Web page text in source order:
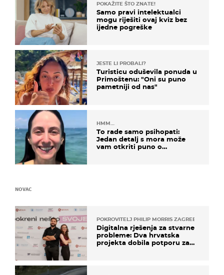
POKAŽITE ŠTO ZNATE!
Samo pravi intelektualci
mogu riješiti ovaj kviz bez
ijedne pogreške
JESTE LI PROBALI?
Turisticu oduševila ponuda u
Primoštenu: "Oni su puno
pametniji od nas"
HMM…
To rade samo psihopati:
Jedan detalj s mora može
vam otkriti puno o
NOVAC
POKROVITELJ PHILIP MORRIS ZAGREB
Digitalna rješenja za stvarne
probleme: Dva hrvatska
projekta dobila potporu za